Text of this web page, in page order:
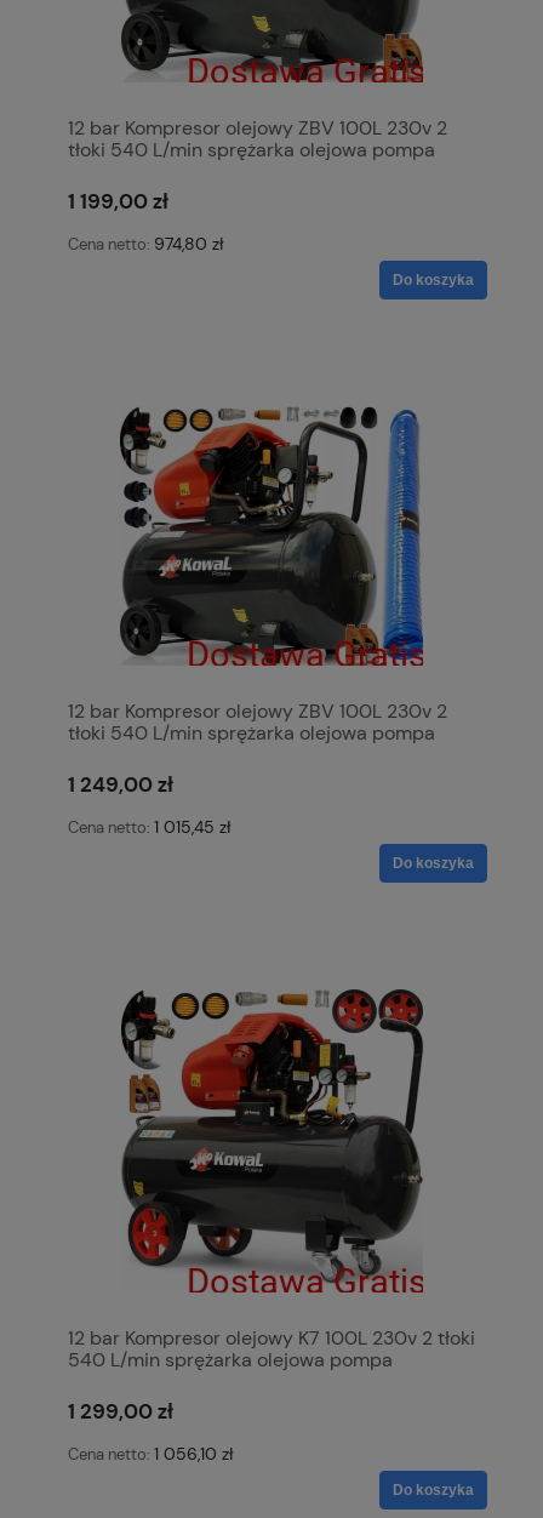
12 bar Kompresor olejowy ZBV 100L 230v 2
tłoki 540 L/min sprężarka olejowa pompa
1 199,00 zł
Cena netto: 974,80 zł
Do koszyka
12 bar Kompresor olejowy ZBV 100L 230v 2
tłoki 540 L/min sprężarka olejowa pompa
1 249,00 zł
Cena netto: 1 015,45 zł
Do koszyka
12 bar Kompresor olejowy K7 100L 230v 2 tłoki
540 L/min sprężarka olejowa pompa
1 299,00 zł
Cena netto: 1 056,10 zł
Do koszyka